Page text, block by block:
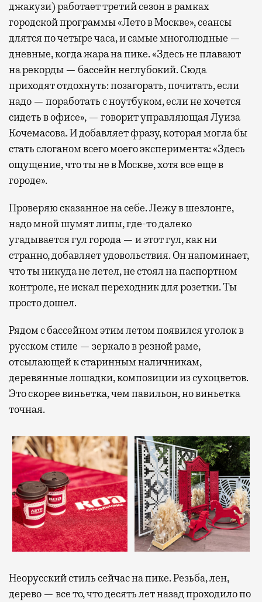
джакузи) работает третий сезон в рамках
городской программы «Лето в Москве», сеансы
длятся по четыре часа, и самые многолюдные —
дневные, когда жара на пике. «Здесь не плавают
на рекорды — бассейн неглубокий. Сюда
приходят отдохнуть: позагорать, почитать, если
надо — поработать с ноутбуком, если не хочется
сидеть в офисе», — говорит управляющая Луиза
Кочемасова. И добавляет фразу, которая могла бы
стать слоганом всего моего эксперимента: «Здесь
ощущение, что ты не в Москве, хотя все еще в
городе».
Проверяю сказанное на себе. Лежу в шезлонге,
надо мной шумят липы, где-то далеко
угадывается гул города — и этот гул, как ни
странно, добавляет удовольствия. Он напоминает,
что ты никуда не летел, не стоял на паспортном
контроле, не искал переходник для розетки. Ты
просто дошел.
Рядом с бассейном этим летом появился уголок в
русском стиле — зеркало в резной раме,
отсылающей к старинным наличникам,
деревянные лошадки, композиции из сухоцветов.
Это скорее виньетка, чем павильон, но виньетка
точная.
Неорусский стиль сейчас на пике. Резьба, лен,
дерево — все то, что десять лет назад проходило по